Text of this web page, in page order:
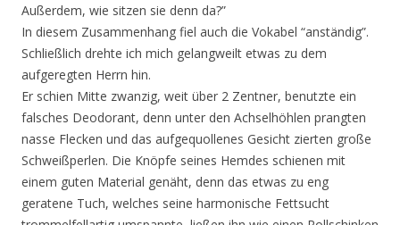
Außerdem, wie sitzen sie denn da?”
In diesem Zusammenhang fiel auch die Vokabel “anständig”.
Schließlich drehte ich mich gelangweilt etwas zu dem
aufgeregten Herrn hin.
Er schien Mitte zwanzig, weit über 2 Zentner, benutzte ein
falsches Deodorant, denn unter den Achselhöhlen prangten
nasse Flecken und das aufgequollenes Gesicht zierten große
Schweißperlen. Die Knöpfe seines Hemdes schienen mit
einem guten Material genäht, denn das etwas zu eng
geratene Tuch, welches seine harmonische Fettsucht